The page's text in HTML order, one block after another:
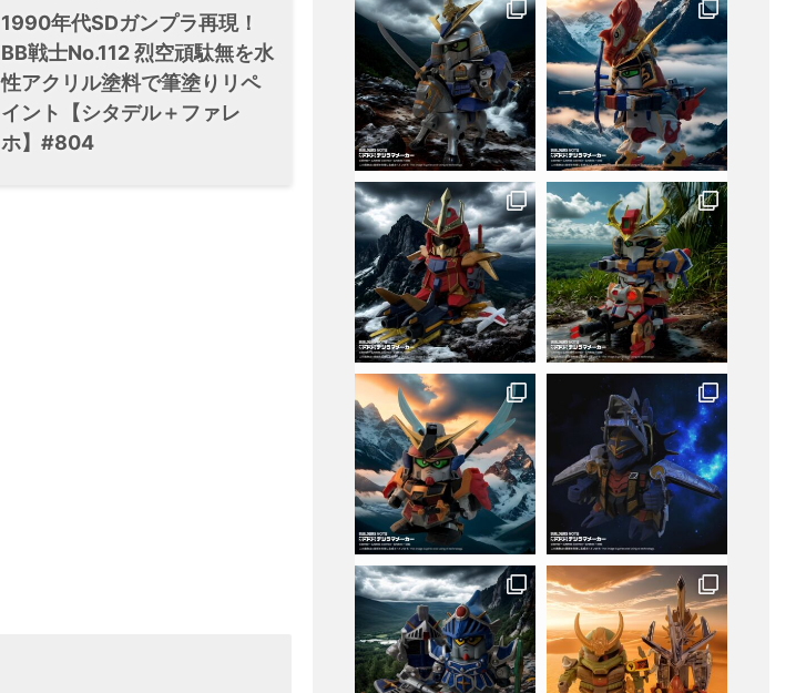
1990年代SDガンプラ再現！
BB戦士No.112 烈空頑駄無を水
性アクリル塗料で筆塗りリペ
イント【シタデル＋ファレ
ホ】#804